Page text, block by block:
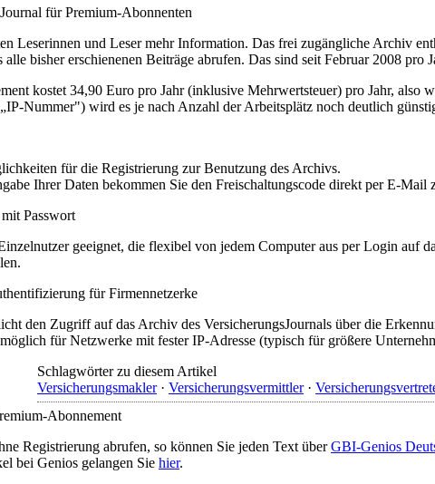
für Premium-Abonnenten
Leserinnen und Leser mehr Information. Das frei zugängliche Archiv
alle bisher erschienenen Beiträge abrufen. Das sind seit Februar 2008
kostet 34,90 Euro pro Jahr (inklusive Mehrwertsteuer) pro Jahr,
Nummer") wird es je nach Anzahl der Arbeitsplätz noch deutlich
für die Registrierung zur Benutzung des Archivs.
Ihrer Daten bekommen Sie den Freischaltungscode direkt per E-
Passwort
geeignet, die flexibel von jedem Computer aus per Login auf
für Firmennetzerke
den Zugriff auf das Archiv des VersicherungsJournals über die
für Netzwerke mit fester IP-Adresse (typisch für größere
Schlagwörter zu diesem Artikel
Versicherungsmakler· Versicherungsvermittler·
Abonnement
Registrierung abrufen, so können Sie jeden Text überGBI-Genios
bei Genios gelangen Sie hier.